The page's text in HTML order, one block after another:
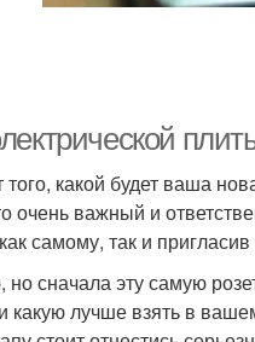
какой будет ваша
очень важный и
самому, так и
сначала эту самую
какую лучше взять в